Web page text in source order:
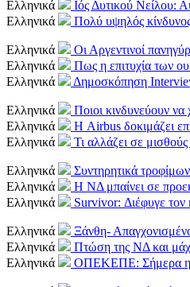
Ελληνικά
Ιός Δυτικού Νείλου:
Ελληνικά
Πολύ υψηλός
Ελληνικά
Οι Αργεντινοί
Ελληνικά
Πως η επιτυχία των
Ελληνικά
Δημοσκόπηση
Ελληνικά
Ποιοι κινδυνεύουν
Ελληνικά
Η Airbus δοκιμάζει
Ελληνικά
Τι αλλάζει σε
Ελληνικά
Συντηρητικά
Ελληνικά
Η ΝΔ μπαίνει σε
Ελληνικά
Survivor: Διέφυγε
Ελληνικά
Ξάνθη-
Ελληνικά
Πτώση της ΝΔ και
Ελληνικά
ΟΠΕΚΕΠΕ: Σήμερα η